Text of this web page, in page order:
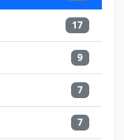
17
9
7
7